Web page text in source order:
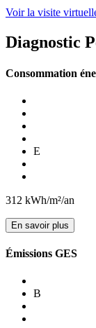
Voir la visite
Diagnostic
Consommation
E
312 kWh/m²/an
En savoir plus
Émissions GES
B